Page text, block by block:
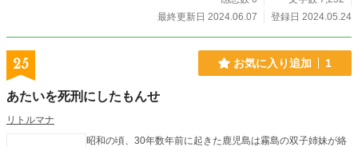
最終更新日 2024.06.07
登録日 2024.05.24
25 お気に入り追加 1
あたいを死刑にしたもんせ
リトルマナ
昭和の頃、30年数年前に起きた鹿児島は霧島の双子姉妹が絡